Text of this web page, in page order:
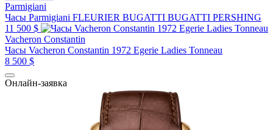
Parmigiani
Часы Parmigiani FLEURIER BUGATTI BUGATTI PERSHING
11 500 $
Vacheron Constantin
Часы Vacheron Constantin 1972 Egerie Ladies Tonneau
8 500 $
Онлайн-заявка